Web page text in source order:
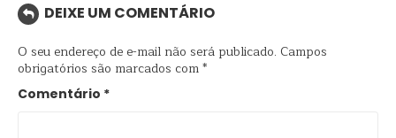
DEIXE UM COMENTÁRIO
O seu endereço de e-mail não será publicado. Campos
obrigatórios são marcados com*
Comentário *